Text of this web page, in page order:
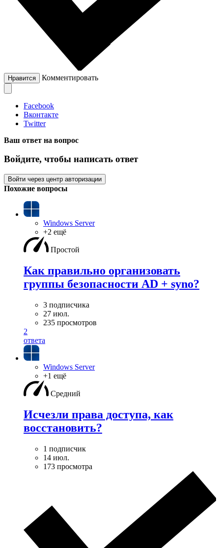
Нравится Комментировать
Facebook
Вконтакте
Twitter
Ваш ответ на вопрос
Войдите, чтобы написать ответ
Войти через центр авторизации
Похожие вопросы
Windows Server
+2 ещё
Простой
Как правильно организовать
группы безопасности AD + syno?
3 подписчика
27 июл.
235 просмотров
2
ответа
Windows Server
+1 ещё
Средний
Исчезли права доступа, как
восстановить?
1 подписчик
14 июл.
173 просмотра